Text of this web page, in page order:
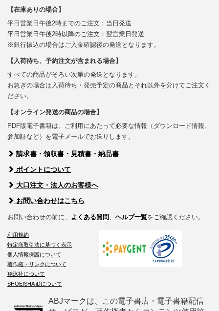
【在庫ありの場合】
平日営業日午後2時までのご注文：当日発送
平日営業日午後2時以降のご注文：翌営業日発送
※銀行振込の場合はご入金確認後の発送となります。
【入荷待ち、予約注文が含まれる場合】
すべての商品がそろい次第の発送となります。
お急ぎの場合は入荷待ち・発売予定の商品とそれ以外を分けてご注文く
ださい。
【オンライン発送の商品の場合】
PDF版電子書籍は、ご利用にあたって必要な情報（ダウンロード情報、
参加証など）を電子メールでお送りします。
請求書・領収書・見積書・納品書
ポイントについて
大口注文・法人のお客様へ
お問い合わせはこちら
お問い合わせの前に、 よくある質問、 ヘルプ一覧をご確認ください。
利用規約
特定商取引法に基づく表示
個人情報保護について
著作権・リンクについて
翔泳社について
SHOEISHA iDについて
ABJマークは、この電子書店・電子書籍配信